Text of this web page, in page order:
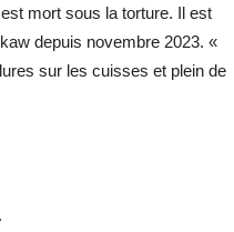
mort sous la torture. Il est
depuis novembre 2023. «
sur les cuisses et plein de
.